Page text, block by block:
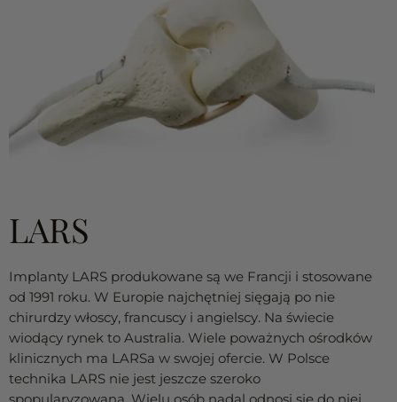
LARS
Implanty LARS produkowane są we Francji i stosowane
od 1991 roku. W Europie najchętniej sięgają po nie
chirurdzy włoscy, francuscy i angielscy. Na świecie
wiodący rynek to Australia. Wiele poważnych ośrodków
klinicznych ma LARSa w swojej ofercie. W Polsce
technika LARS nie jest jeszcze szeroko